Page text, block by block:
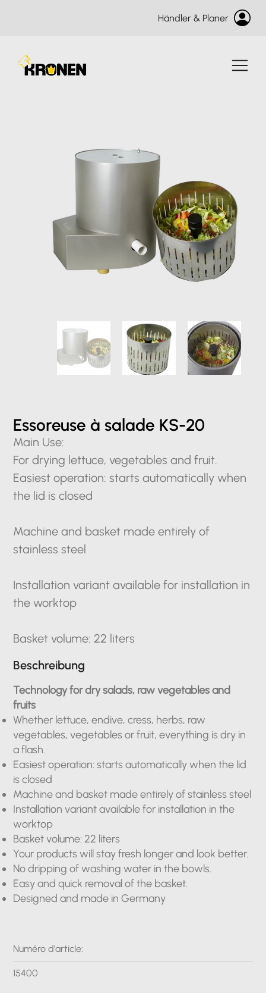
Händler & Planer
Essoreuse à salade KS-20
Main Use:
For drying lettuce, vegetables and fruit.
Easiest operation: starts automatically when
the lid is closed
Machine and basket made entirely of
stainless steel
Installation variant available for installation in
the worktop
Basket volume: 22 liters
Beschreibung
Technology for dry salads, raw vegetables and
fruits
Whether lettuce, endive, cress, herbs, raw
vegetables, vegetables or fruit, everything is dry in
a flash.
Easiest operation: starts automatically when the lid
is closed
Machine and basket made entirely of stainless steel
Installation variant available for installation in the
worktop
Basket volume: 22 liters
Your products will stay fresh longer and look better.
No dripping of washing water in the bowls.
Easy and quick removal of the basket.
Designed and made in Germany
Numéro d'article:
15400